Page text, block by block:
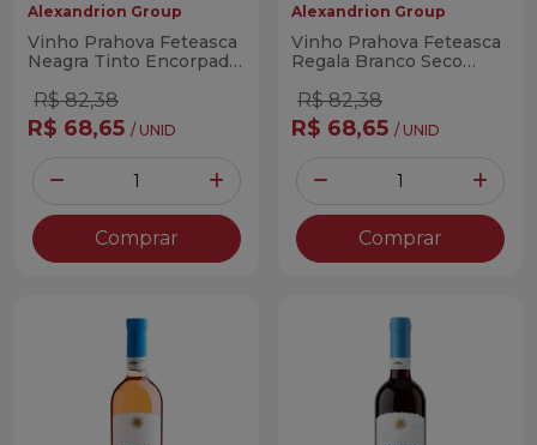
Alexandrion Group
Vinho Prahova Feteasca
Neagra Tinto Encorpado
R$ 82,38
R$ 68,65 / UNID
Diminuir Quantidade
Quantidade
Adicionar Quantidade
Comprar
Alexandrion Group
Vinho Prahova Feteasca
Regala Branco Seco
R$ 82,38
R$ 68,65 / UNID
Diminuir Quantidade
Quantidade
Comprar